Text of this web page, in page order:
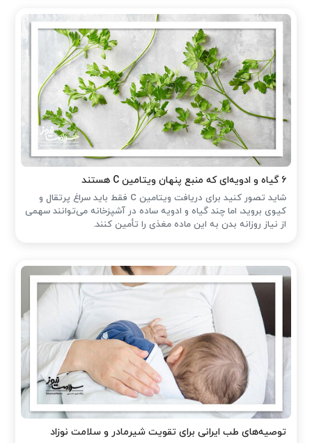
۶ گیاه و ادویه‌ای که منبع پنهان ویتامین C هستند
شاید تصور کنید برای دریافت ویتامین C فقط باید سراغ پرتقال و
کیوی بروید، اما چند گیاه و ادویه ساده در آشپزخانه می‌توانند سهمی
از نیاز روزانه بدن به این ماده مغذی را تأمین کنند.
توصیه‌های طب ایرانی برای تقویت شیرمادر و سلامت نوزاد